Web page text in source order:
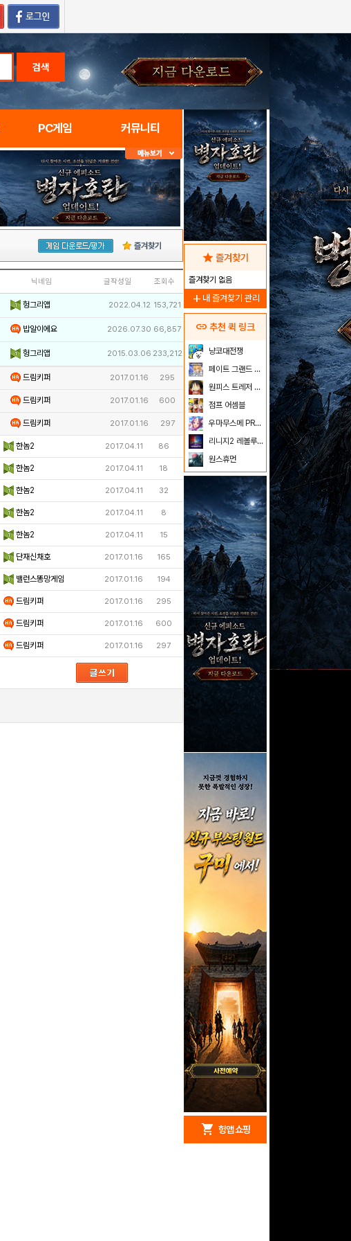
검색
PC게임 커뮤니티
즐겨찾기
닉네임 글작성일 조회수
헝그리앱 2022.04.12 153,721
밥알이에요 2026.07.30 66,857
헝그리앱 2015.03.06 233,212
드림키퍼 2017.01.16 295
드림키퍼 2017.01.16 600
드림키퍼 2017.01.16 297
한놈2 2017.04.11 86
한놈2 2017.04.11 18
한놈2 2017.04.11 32
한놈2 2017.04.11 8
한놈2 2017.04.11 15
단재신채호 2017.01.16 165
밸런스똥망게임 2017.01.16 194
드림키퍼 2017.01.16 295
드림키퍼 2017.01.16 600
드림키퍼 2017.01.16 297
star 즐겨찾기
즐겨찾기 없음
add 내 즐겨찾기 관리
link 추천 퀵 링크
냥코대전쟁
페이트 그랜드 오더
원피스 트레저 크루즈
점프 어셈블
우마무스메 PRETTY DERBY
리니지2 레볼루션
원스휴먼
shopping_cart 헝앱 쇼핑